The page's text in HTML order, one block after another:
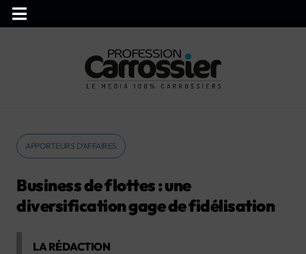
APPORTEURS D’AFFAIRES
Business de flottes : une
diversification gage de fidélisation
LA RÉDACTION